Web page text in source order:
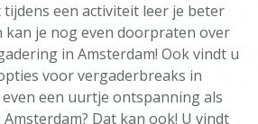
een activiteit leer je beter
kan je nog even doorpraten over
in Amsterdam! Ook vindt u
voor vergaderbreaks in
een uurtje ontspanning als
Dat kan ook! U vindt